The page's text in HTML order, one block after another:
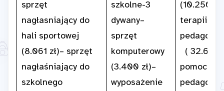
sprzęt
nagłasniający do
hali sportowej
(8.061 zł)– sprzęt
nagłaśniający do
szkolnego
szkolne-3
dywany–
sprzęt
komputerowy
(3.400 zł)–
wyposażenie
(10.250
terapii
( 32.600
pomoce